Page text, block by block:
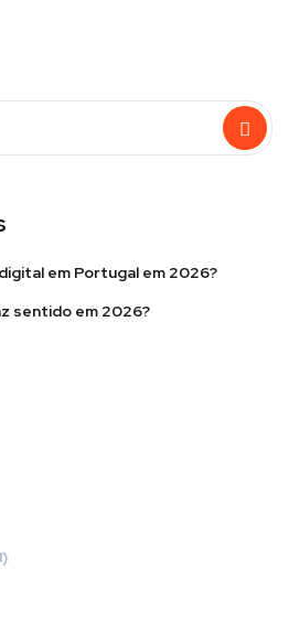
em Portugal em 2026?
sentido em 2026?